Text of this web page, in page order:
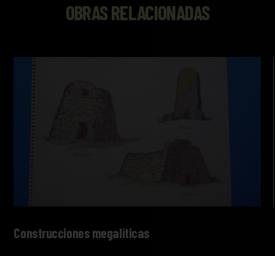
OBRAS RELACIONADAS
Construcciones megalíticas